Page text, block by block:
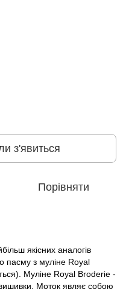
з'явиться
Порівняти
якісних аналогів
пасму з муліне Royal
Муліне Royal Broderie -
вишивки. Моток являє собою